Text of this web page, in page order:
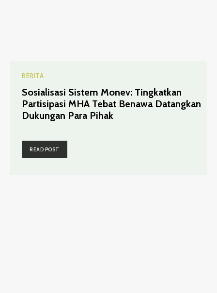
BERITA
Sosialisasi Sistem Monev: Tingkatkan
Partisipasi MHA Tebat Benawa Datangkan
Dukungan Para Pihak
READ POST